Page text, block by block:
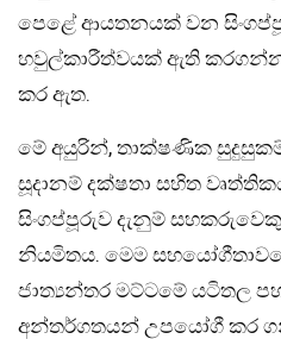
පෙළේ ආයතනයක් වන
හවුල්කාරීත්වයක් ඇති
කර ඇත.
මේ අයුරින්, තාක්ෂණික
සූදානම් දක්ෂතා සහිත
සිංගප්පූරුව දැනුම්
නියමිතය. මෙම
ජාත්‍යන්තර මට්ටමේ යටිතල
අන්තර්ගතයන් උපයෝගී කර